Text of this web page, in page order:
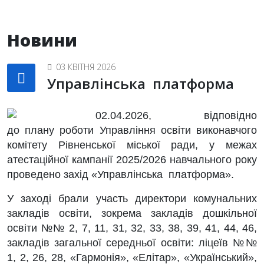
Новини
03 КВІТНЯ 2026
Управлінська платформа
02.04.2026, відповідно
до плану роботи Управління освіти виконавчого
комітету Рівненської міської ради, у межах
атестаційної кампанії 2025/2026 навчального року
проведено захід «Управлінська платформа».
У заході брали участь директори комунальних
закладів освіти, зокрема закладів дошкільної
освіти №№ 2, 7, 11, 31, 32, 33, 38, 39, 41, 44, 46,
закладів загальної середньої освіти: ліцеїв №№
1, 2, 26, 28, «Гармонія», «Елітар», «Український»,